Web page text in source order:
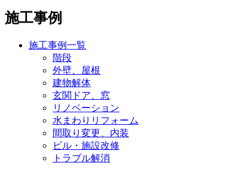
施工事例
施工事例一覧
階段
外壁、屋根
建物解体
玄関ドア、窓
リノベーション
水まわりリフォーム
間取り変更、内装
ビル・施設改修
トラブル解消